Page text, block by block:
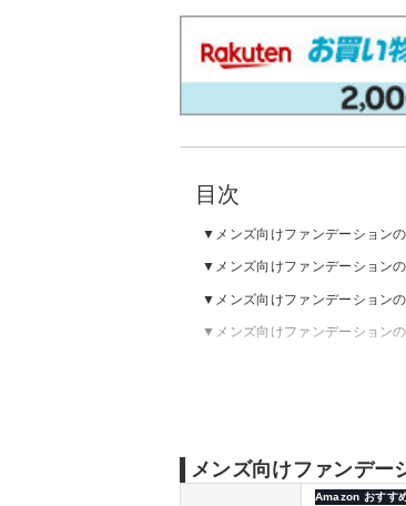
目次
メンズ向けファンデーション
メンズ向けファンデーション
メンズ向けファンデーション
メンズ向けファンデーション
メンズ向けファンデー
Amazon おすす